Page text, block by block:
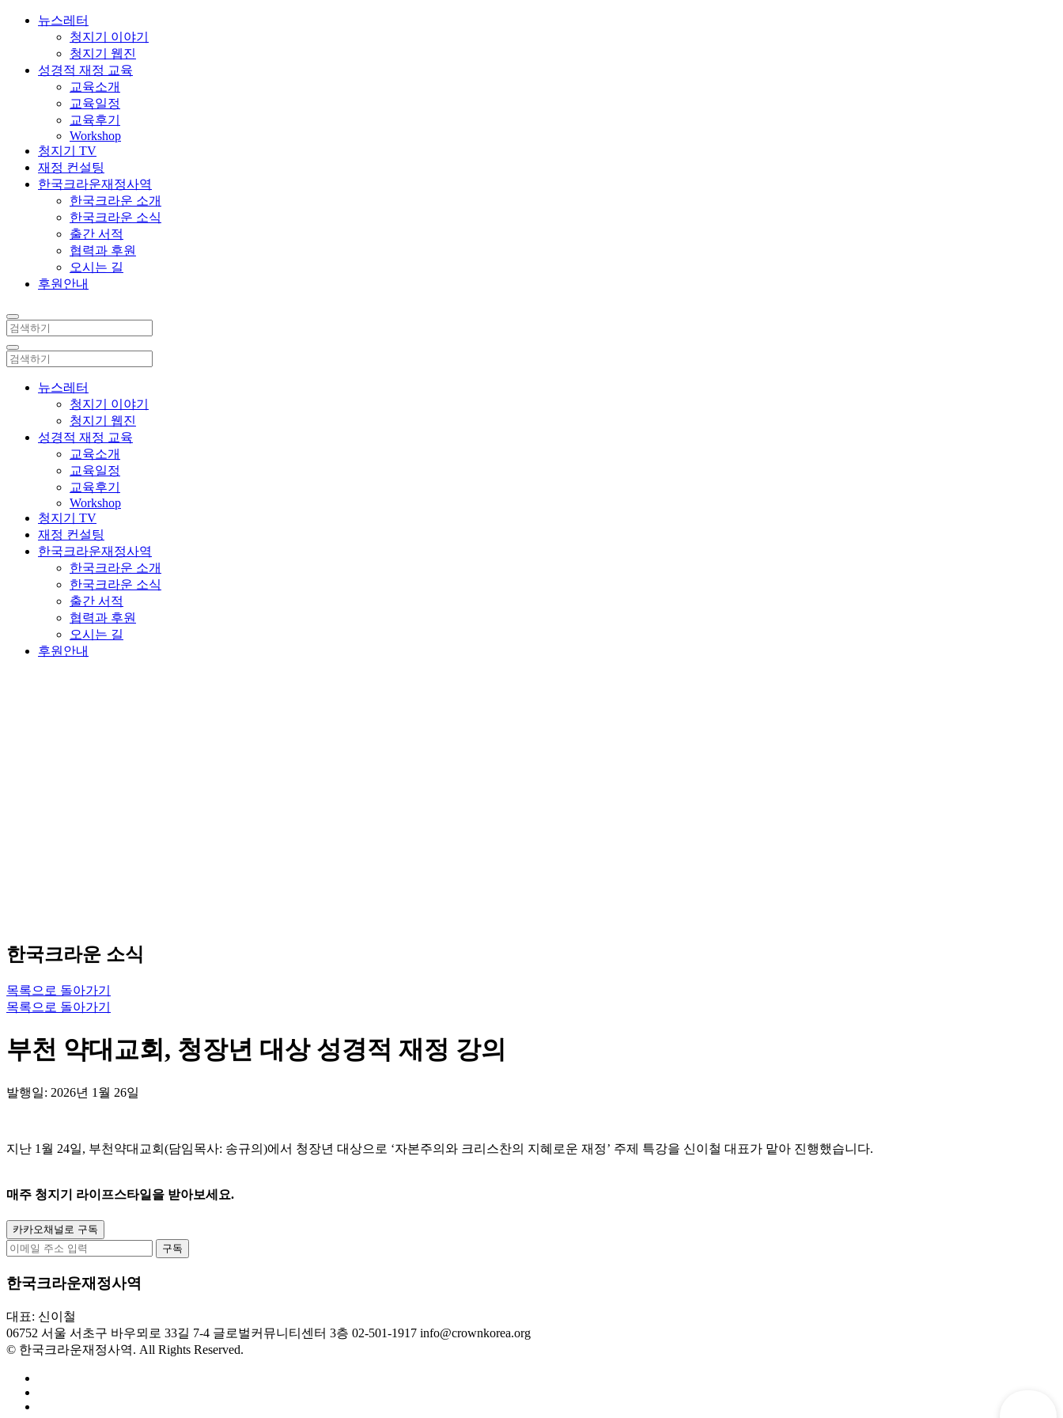
뉴스레터
청지기 이야기
청지기 웹진
성경적 재정 교육
교육소개
교육일정
교육후기
Workshop
청지기 TV
재정 컨설팅
한국크라운재정사역
한국크라운 소개
한국크라운 소식
출간 서적
협력과 후원
오시는 길
후원안내
뉴스레터
청지기 이야기
청지기 웹진
성경적 재정 교육
교육소개
교육일정
교육후기
Workshop
청지기 TV
재정 컨설팅
한국크라운재정사역
한국크라운 소개
한국크라운 소식
출간 서적
협력과 후원
오시는 길
후원안내
한국크라운 소식
목록으로 돌아가기
목록으로 돌아가기
부천 약대교회, 청장년 대상 성경적 재정 강의
발행일: 2026년 1월 26일
지난 1월 24일, 부천약대교회(담임목사: 송규의)에서 청장년 대상으로 ‘자본주의와 크리스찬의 지혜로운 재정’ 주제 특강을 신이철 대표가 맡아 진행했습니다.
매주 청지기 라이프스타일 을 받아보세요.
카카오채널로 구독
구독
한국크라운재정사역
대표: 신이철
06752 서울 서초구 바우뫼로 33길 7-4 글로벌커뮤니티센터 3층 02-501-1917 info@crownkorea.org
© 한국크라운재정사역. All Rights Reserved.